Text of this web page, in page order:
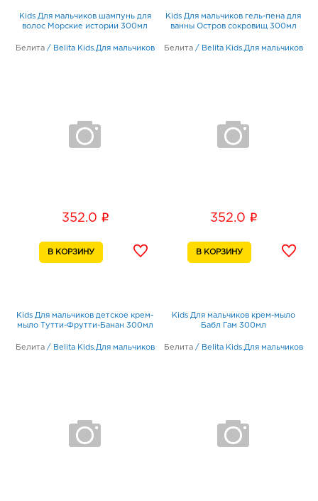
Kids Для мальчиков шампунь для
волос Морские истории 300мл
Белита / Belita Kids.Для мальчиков
352.0 i
Kids Для мальчиков гель-пена для
ванны Остров сокровищ 300мл
Белита / Belita Kids.Для мальчиков
352.0 i
Kids Для мальчиков детское крем-
мыло Тутти-Фрутти-Банан 300мл
Белита / Belita Kids.Для мальчиков
Kids Для мальчиков крем-мыло
Бабл Гам 300мл
Белита / Belita Kids.Для мальчиков